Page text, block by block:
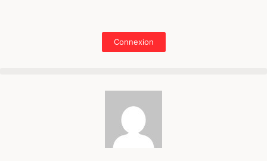
Connexion